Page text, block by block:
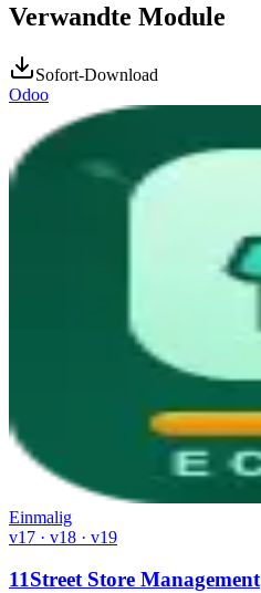
Verwandte Module
Sofort-Download
Odoo
Einmalig
v17 · v18 · v19
11Street Store Management